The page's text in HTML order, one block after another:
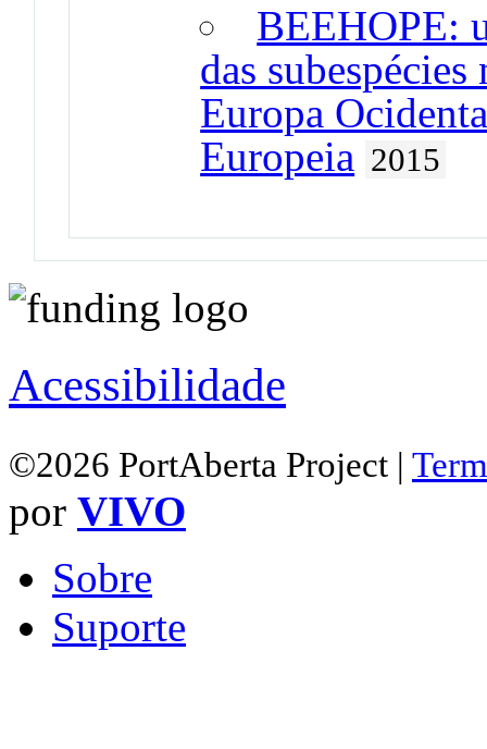
BEEHOPE:
das
Europa
Europeia 2015
Acessibilidade
©2026 PortAberta Project |
por VIVO
Sobre
Suporte